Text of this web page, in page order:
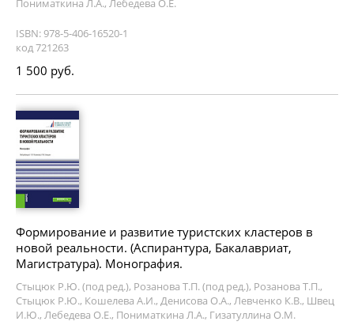
Пониматкина Л.А., Лебедева О.Е.
ISBN: 978-5-406-16520-1
код 721263
1 500 руб.
Формирование и развитие туристских кластеров в
новой реальности. (Аспирантура, Бакалавриат,
Магистратура). Монография.
Стыцюк Р.Ю. (под ред.), Розанова Т.П. (под ред.), Розанова Т.П.,
Стыцюк Р.Ю., Кошелева А.И., Денисова О.А., Левченко К.В., Швец
И.Ю., Лебедева О.Е., Пониматкина Л.А., Гизатуллина О.М.